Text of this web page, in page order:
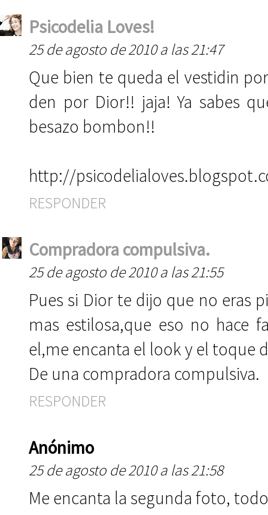
Psicodelia Loves!
25 de agosto de 2010 a las 21:47
Que bien te queda el vestidin
den por Dior!! jaja! Ya sabes
besazo bombon!!
http://
RESPONDER
Compradora compulsiva.
25 de agosto de 2010 a las 21:55
Pues si Dior te dijo que no eras
mas estilosa,que eso no hace
el,me encanta el look y el toque
De una compradora compulsiva.
RESPONDER
Anónimo
25 de agosto de 2010 a las 21:58
Me encanta la segunda foto,